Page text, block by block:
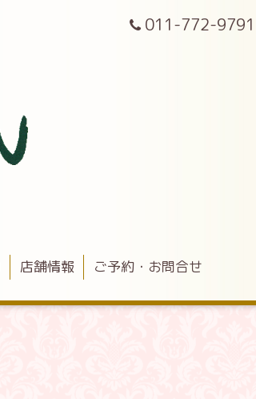
011-772-9791
店舗情報 ご予約・お問合せ